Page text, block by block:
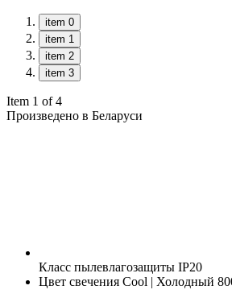
item 0
item 1
item 2
item 3
Item 1 of 4
Произведено в Беларуси
Класс пылевлагозащиты IP20
Цвет свечения Cool | Холодный